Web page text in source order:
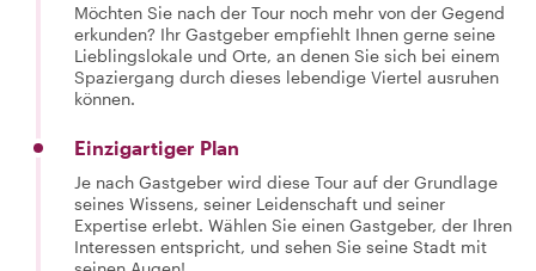
Möchten Sie nach der Tour noch mehr von der Gegend
erkunden? Ihr Gastgeber empfiehlt Ihnen gerne seine
Lieblingslokale und Orte, an denen Sie sich bei einem
Spaziergang durch dieses lebendige Viertel ausruhen
können.
Einzigartiger Plan
Je nach Gastgeber wird diese Tour auf der Grundlage
seines Wissens, seiner Leidenschaft und seiner
Expertise erlebt. Wählen Sie einen Gastgeber, der Ihren
Interessen entspricht, und sehen Sie seine Stadt mit